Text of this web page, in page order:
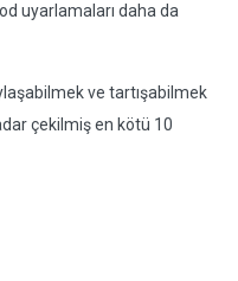
uyarlamaları daha da
ve tartışabilmek
çekilmiş en kötü 10